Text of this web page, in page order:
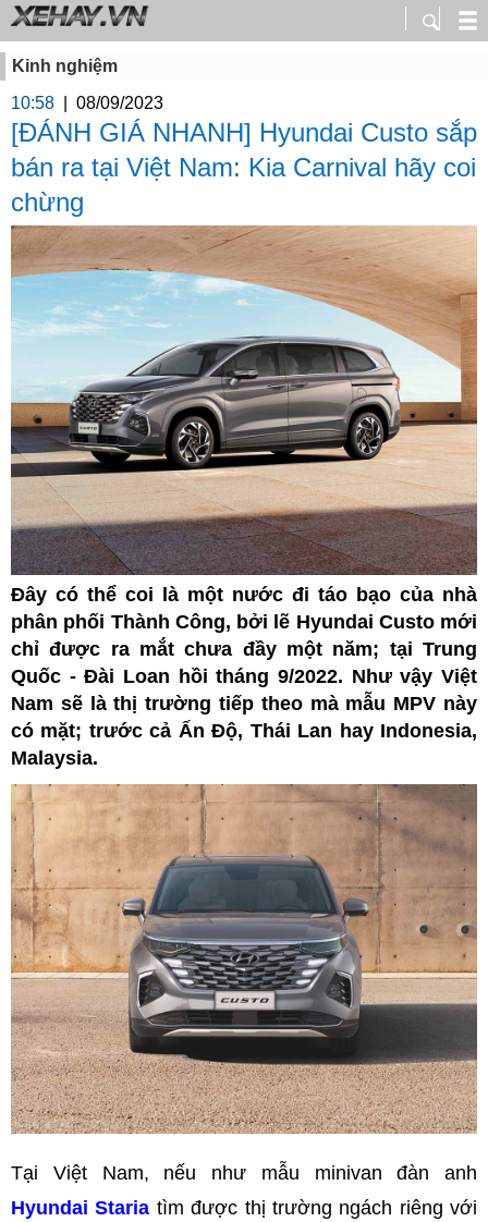
Kinh nghiệm
10:58
08/09/2023
[ĐÁNH GIÁ NHANH] Hyundai Custo sắp
bán ra tại Việt Nam: Kia Carnival hãy coi
chừng
Đây có thể coi là một nước đi táo bạo của nhà
phân phối Thành Công, bởi lẽ Hyundai Custo mới
chỉ được ra mắt chưa đầy một năm; tại Trung
Quốc - Đài Loan hồi tháng 9/2022. Như vậy Việt
Nam sẽ là thị trường tiếp theo mà mẫu MPV này
có mặt; trước cả Ấn Độ, Thái Lan hay Indonesia,
Malaysia.
Tại Việt Nam, nếu như mẫu minivan đàn anh
Hyundai Staria tìm được thị trường ngách riêng với